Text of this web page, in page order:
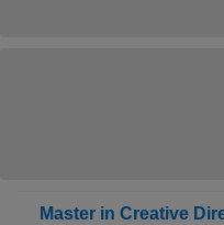
Master in Creative